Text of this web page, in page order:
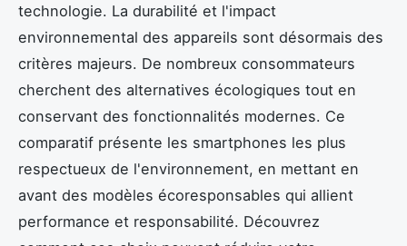
technologie. La durabilité et l'impact
environnemental des appareils sont désormais des
critères majeurs. De nombreux consommateurs
cherchent des alternatives écologiques tout en
conservant des fonctionnalités modernes. Ce
comparatif présente les smartphones les plus
respectueux de l'environnement, en mettant en
avant des modèles écoresponsables qui allient
performance et responsabilité. Découvrez